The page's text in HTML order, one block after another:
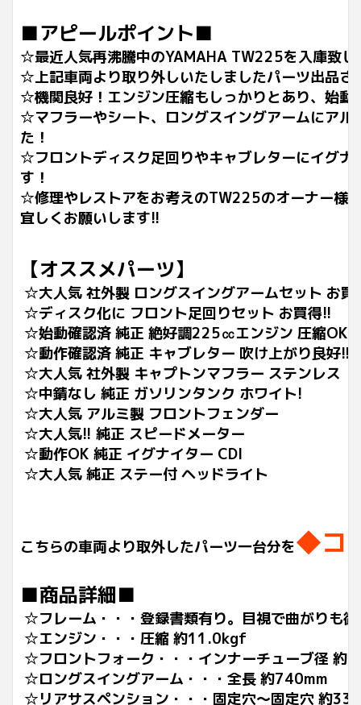
■アピールポイント■
☆最近人気再沸騰中のYAMAHA TW225を入庫致し
☆上記車両より取り外しいたしましたパーツ出品さ
☆機関良好！エンジン圧縮もしっかりとあり、始
☆マフラーやシート、ロングスイングアームにア
た！
☆フロントディスク足回りやキャブレターにイグ
す！
☆修理やレストアをお考えのTW225のオーナー様
宜しくお願いします!!
【オススメパーツ】
☆大人気 社外製 ロングスイングアームセット お買
☆ディスク化に フロント足回りセット お買得!!
☆始動確認済 純正 絶好調225㏄エンジン 圧縮OK!!
☆動作確認済 純正 キャブレター 吹け上がり良好!!
☆大人気 社外製 キャプトンマフラー ステンレス
☆中錆なし 純正 ガソリンタンク ホワイト!
☆大人気 アルミ製 フロントフェンダー
☆大人気!! 純正 スピードメーター
☆動作OK 純正 イグナイター CDI
☆大人気 純正 ステー付 ヘッドライト
こちらの車両より取外したパーツ一台分を◆コ
■商品詳細■
☆フレーム・・・登録書類有り。目視で曲がりも
☆エンジン・・・圧縮 約11.0kgf
☆フロントフォーク・・・インナーチューブ径
☆ロングスイングアーム・・・全長 約740mm
☆リアサスペンション・・・固定穴～固定穴 約